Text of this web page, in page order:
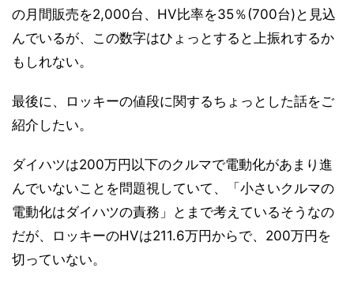
の月間販売を2,000台、HV比率を35％(700台)と見込
んでいるが、この数字はひょっとすると上振れするか
もしれない。
最後に、ロッキーの値段に関するちょっとした話をご
紹介したい。
ダイハツは200万円以下のクルマで電動化があまり進
んでいないことを問題視していて、「小さいクルマの
電動化はダイハツの責務」とまで考えているそうなの
だが、ロッキーのHVは211.6万円からで、200万円を
切っていない。